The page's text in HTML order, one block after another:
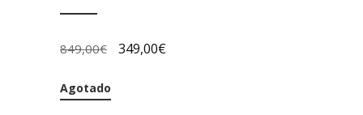
849,00€ 349,00€
Agotado